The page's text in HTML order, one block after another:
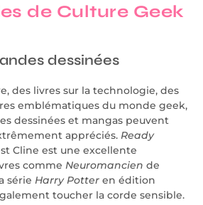
de Culture Geek
dessinées
des livres sur la technologie, des
emblématiques du monde geek,
dessinées et mangas peuvent
appréciés. Ready
Cline est une excellente
comme Neuromancien de
série Harry Potter en édition
toucher la corde sensible.